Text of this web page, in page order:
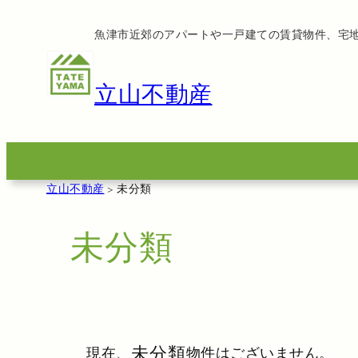
プ
魚津市近郊のアパートや一戸建ての賃貸物件、宅
立山不動産
立山不動産>未分類
未分類
現在、 未分類物件はございません。